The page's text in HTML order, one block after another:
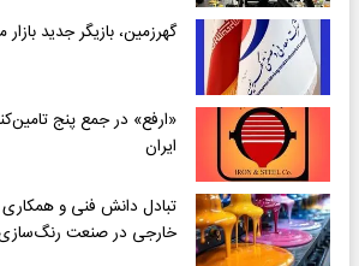
گهرزمین، بازیگر جدید
«ارفع» در جمع پنج
ایران
تبادل دانش فنی و
خارجی در صنعت